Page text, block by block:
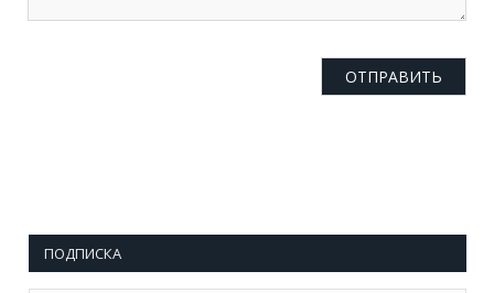
ПОДПИСКА